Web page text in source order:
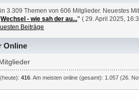
3.309 Themen von 606 Mitglieder. Neuestes
Wechsel - wie sah der au..." ( 29. April 2025,
Beiträge
Online
(heute):416 . Am meisten online (gesamt): 1.057 (26.